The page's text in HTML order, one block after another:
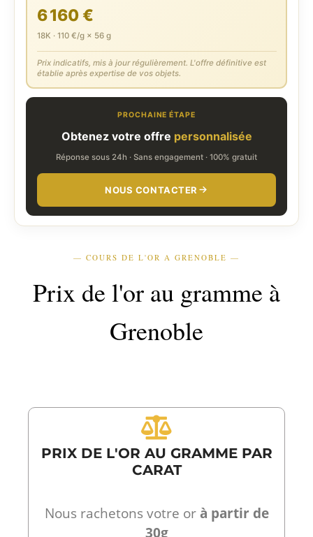
6 160 €
18K · 110 €/g × 56 g
Prix indicatifs, mis à jour régulièrement. L'offre définitive est
établie après expertise de vos objets.
PROCHAINE ÉTAPE
Obtenez votre offre personnalisée
Réponse sous 24h · Sans engagement · 100% gratuit
NOUS CONTACTER
— COURS DE L'OR A GRENOBLE —
Prix de l'or au gramme à
Grenoble
PRIX DE L'OR AU GRAMME PAR
CARAT
Nous rachetons votre orà partir de
30g